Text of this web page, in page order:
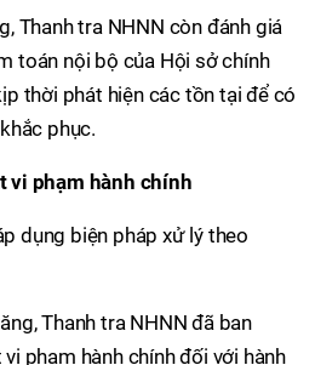
Thanh tra NHNN còn đánh giá
toán nội bộ của Hội sở chính
thời phát hiện các tồn tại để có
phục.
vi phạm hành chính
dụng biện pháp xử lý theo
Thanh tra NHNN đã ban
phạm hành chính đối với hành